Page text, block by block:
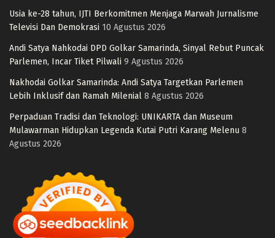
Usia ke-28 tahun, IJTI Berkomitmen Menjaga Marwah Jurnalisme
Televisi Dan Demokrasi 10 Agustus 2026
Andi Satya Nahkodai DPD Golkar Samarinda, Sinyal Rebut Puncak
Parlemen, Incar Tiket Pilwali 9 Agustus 2026
Nakhodai Golkar Samarinda: Andi Satya Targetkan Parlemen
Lebih Inklusif dan Ramah Milenial 8 Agustus 2026
Perpaduan Tradisi dan Teknologi: UNIKARTA dan Museum
Mulawarman Hidupkan Legenda Kutai Putri Karang Melenu 8
Agustus 2026